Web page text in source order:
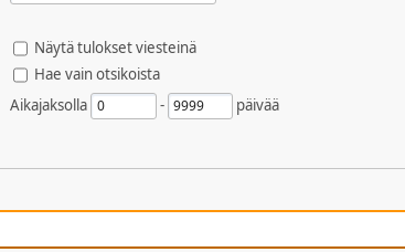
Näytä tulokset viesteinä
Hae vain otsikoista
Aikajaksolla - päivää